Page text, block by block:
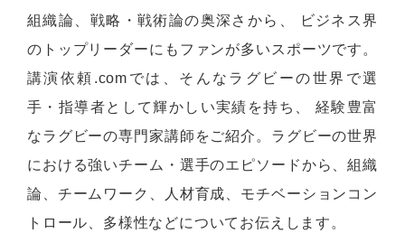
組織論、戦略・戦術論の奥深さから、 ビジネス界
のトップリーダーにもファンが多いスポーツです。
講演依頼.comでは、そんなラグビーの世界で選
手・指導者として輝かしい実績を持ち、 経験豊富
なラグビーの専門家講師をご紹介。ラグビーの世界
における強いチーム・選手のエピソードから、組織
論、チームワーク、人材育成、モチベーションコン
トロール、多様性などについてお伝えします。